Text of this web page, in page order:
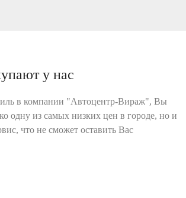
у нас
в компании "Автоцентр-Вираж", Вы
одну из самых низких цен в городе, но и
что не сможет оставить Вас